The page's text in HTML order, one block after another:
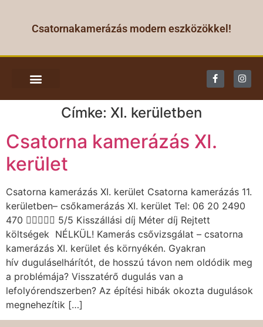
Csatornakamerázás modern eszközökkel!
Címke: XI. kerületben
Csatorna kamerázás XI.
kerület
Csatorna kamerázás XI. kerület Csatorna kamerázás 11.
kerületben– csőkamerázás XI. kerület Tel: 06 20 2490
470  5/5 Kisszállási díj Méter díj Rejtett
költségek NÉLKÜL! Kamerás csővizsgálat – csatorna
kamerázás XI. kerület és környékén. Gyakran
hív duguláselhárítót, de hosszú távon nem oldódik meg
a problémája? Visszatérő dugulás van a
lefolyórendszerben? Az építési hibák okozta dugulások
megnehezítik […]